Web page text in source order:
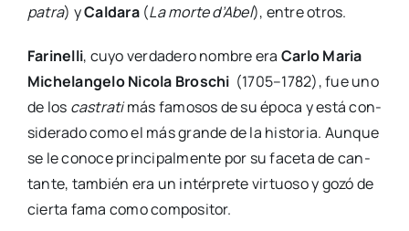
pa­tra) yCal­da­ra(La mor­te d’Abel), entre otros.
Fari­ne­lli, cuyo ver­da­de­ro nom­bre era Car­lo Maria
Miche­lan­ge­lo Nico­la Bros­chi (1705–1782), fue uno
de los cas­tra­timás famo­sos de su épo­ca y está con­
si­de­ra­do como el más gran­de de la his­to­ria. Aun­que
se le cono­ce prin­ci­pal­men­te por su face­ta de can­
tan­te, tam­bién era un intér­pre­te vir­tuo­so y gozó de
cier­ta fama como com­po­si­tor.